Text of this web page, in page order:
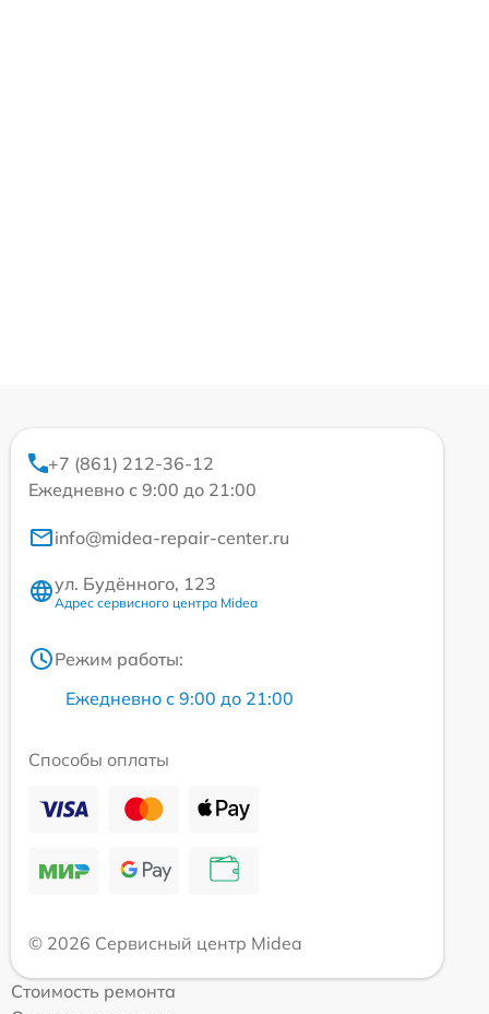
+7 (861) 212-36-12
Ежедневно с 9:00 до 21:00
info@midea-repair-center.ru
ул. Будённого, 123
Адрес сервисного центра Midea
Режим работы:
Ежедневно с 9:00 до 21:00
Способы оплаты
© 2026 Сервисный центр Midea
Стоимость ремонта